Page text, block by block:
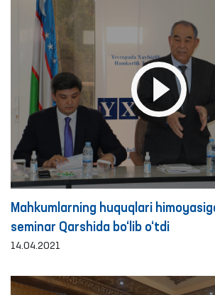
Mahkumlarning huquqlari
seminar Qarshida bo‘lib o‘tdi
14.04.2021